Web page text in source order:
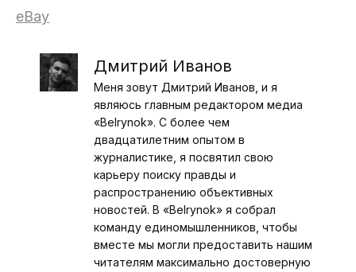
eBay
Дмитрий Иванов
Меня зовут Дмитрий Иванов, и я
являюсь главным редактором медиа
«Belrynok». С более чем
двадцатилетним опытом в
журналистике, я посвятил свою
карьеру поиску правды и
распространению объективных
новостей. В «Belrynok» я собрал
команду единомышленников, чтобы
вместе мы могли предоставить нашим
читателям максимально достоверную